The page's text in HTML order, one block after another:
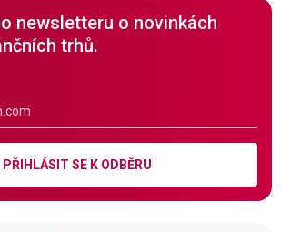
newsletteru o novinkách
trhů.
PŘIHLÁSIT SE K ODBĚRU